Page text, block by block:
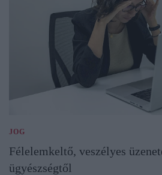
JOG
Félelemkeltő, veszélyes
ügyészségtől